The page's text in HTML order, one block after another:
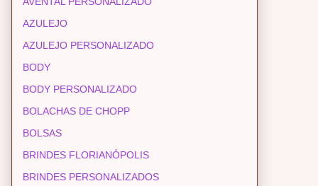
AZULEJO
AZULEJO PERSONALIZADO
BODY
BODY PERSONALIZADO
BOLACHAS DE CHOPP
BOLSAS
BRINDES FLORIANÓPOLIS
BRINDES PERSONALIZADOS